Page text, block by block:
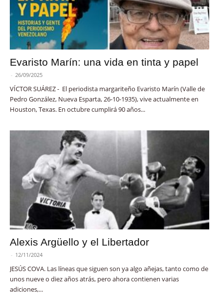
Evaristo Marín: una vida en tinta y papel
- 26/09/2025
VÍCTOR SUÁREZ - El periodista margariteño Evaristo Marín (Valle de
Pedro González, Nueva Esparta, 26-10-1935), vive actualmente en
Houston, Texas. En octubre cumplirá 90 años...
Alexis Argüello y el Libertador
- 12/11/2024
JESÚS COVA. Las líneas que siguen son ya algo añejas, tanto como de
unos nueve o diez años atrás, pero ahora contienen varias
adiciones,...